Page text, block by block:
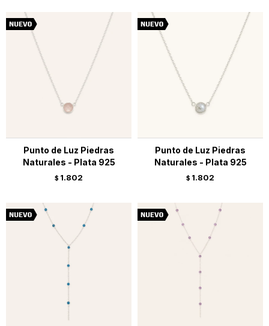
Punto de Luz Piedras
Naturales - Plata 925
$ 1.802
Punto de Luz Piedras
Naturales - Plata 925
$ 1.802